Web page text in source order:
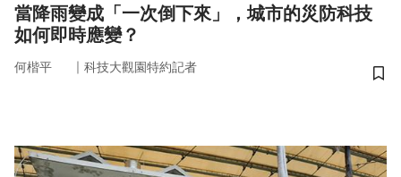
當降雨變成「一次倒下來」，城市的災防科技
如何即時應變？
何楷平 ｜ 科技大觀園特約記者
儲